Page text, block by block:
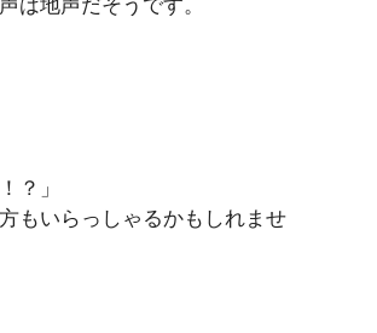
？」
もいらっしゃるかもしれませ